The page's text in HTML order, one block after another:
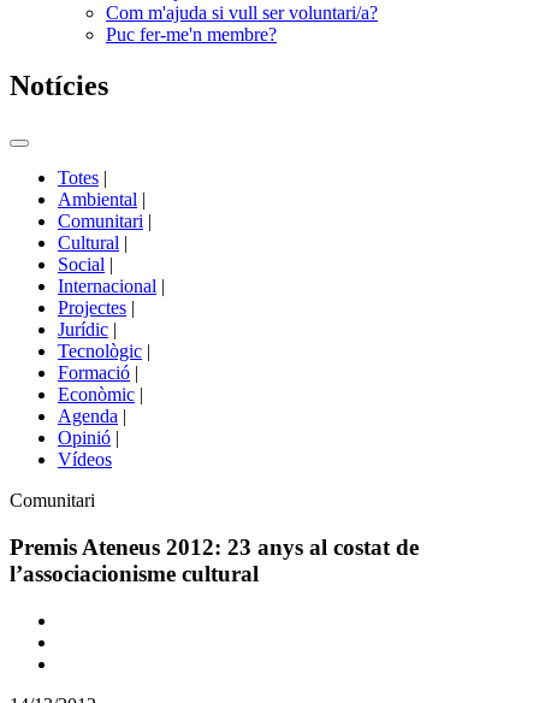
Com m'ajuda si vull ser voluntari/a?
Puc fer-me'n membre?
Notícies
Commutador
portals
Totes |
Ambiental |
Comunitari |
Cultural |
Social |
Internacional |
Projectes |
Jurídic |
Tecnològic |
Formació |
Econòmic |
Agenda |
Opinió |
Vídeos
Àmbit
la
notícia
Comunitari
Premis Ateneus 2012: 23 anys al costat de
l’associacionisme cultural
Comparteix